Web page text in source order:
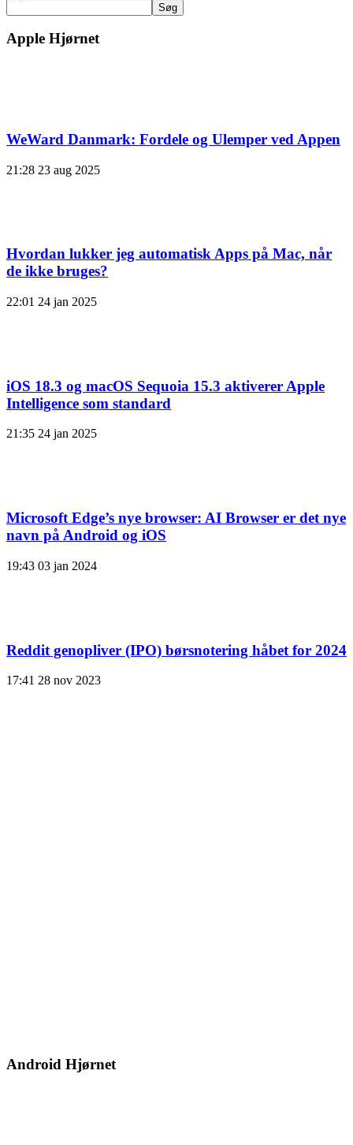
Søg
Apple Hjørnet
WeWard Danmark: Fordele og Ulemper ved Appen
21:28 23 aug 2025
Hvordan lukker jeg automatisk Apps på Mac, når
de ikke bruges?
22:01 24 jan 2025
iOS 18.3 og macOS Sequoia 15.3 aktiverer Apple
Intelligence som standard
21:35 24 jan 2025
Microsoft Edge’s nye browser: AI Browser er det nye
navn på Android og iOS
19:43 03 jan 2024
Reddit genopliver (IPO) børsnotering håbet for 2024
17:41 28 nov 2023
Android Hjørnet